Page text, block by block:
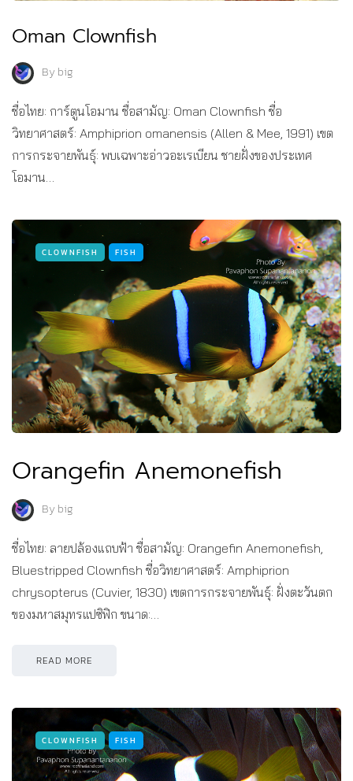
Oman Clownfish
Bybig
ชื่อไทย: การ์ตูนโอมาน ชื่อสามัญ: Oman Clownfish ชื่อ
วิทยาศาสตร์: Amphiprion omanensis (Allen & Mee, 1991) เขต
การกระจายพันธุ์: พบเฉพาะอ่าวอะเรเบียน ชายฝั่งของประเทศ
โอมาน…
CLOWNFISH FISH
Orangefin Anemonefish
Bybig
ชื่อไทย: ลายปล้องแถบฟ้า ชื่อสามัญ: Orangefin Anemonefish,
Bluestripped Clownfish ชื่อวิทยาศาสตร์: Amphiprion
chrysopterus (Cuvier, 1830) เขตการกระจายพันธุ์: ฝั่งตะวันตก
ของมหาสมุทรแปซิฟิก ขนาด:…
READ MORE
CLOWNFISH FISH